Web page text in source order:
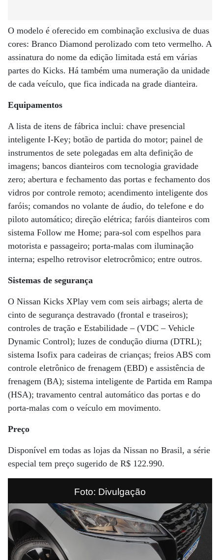
O modelo é oferecido em combinação exclusiva de duas
cores: Branco Diamond perolizado com teto vermelho. A
assinatura do nome da edição limitada está em várias
partes do Kicks. Há também uma numeração da unidade
de cada veículo, que fica indicada na grade dianteira.
Equipamentos
A lista de itens de fábrica inclui: chave presencial
inteligente I-Key; botão de partida do motor; painel de
instrumentos de sete polegadas em alta definição de
imagens; bancos dianteiros com tecnologia gravidade
zero; abertura e fechamento das portas e fechamento dos
vidros por controle remoto; acendimento inteligente dos
faróis; comandos no volante de áudio, do telefone e do
piloto automático; direção elétrica; faróis dianteiros com
sistema Follow me Home; para-sol com espelhos para
motorista e passageiro; porta-malas com iluminação
interna; espelho retrovisor eletrocrômico; entre outros.
Sistemas de segurança
O Nissan Kicks XPlay vem com seis airbags; alerta de
cinto de segurança destravado (frontal e traseiros);
controles de tração e Estabilidade – (VDC – Vehicle
Dynamic Control); luzes de condução diurna (DTRL);
sistema Isofix para cadeiras de crianças; freios ABS com
controle eletrônico de frenagem (EBD) e assistência de
frenagem (BA); sistema inteligente de Partida em Rampa
(HSA); travamento central automático das portas e do
porta-malas com o veículo em movimento.
Preço
Disponível em todas as lojas da Nissan no Brasil, a série
especial tem preço sugerido de R$ 122.990.
Foto: Divulgação